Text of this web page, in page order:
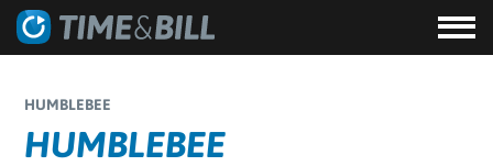
HUMBLEBEE
HUMBLEBEE